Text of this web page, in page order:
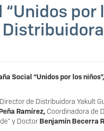
por
Social “Unidos por los
Director de Distribuidora Yakult
Ramírez, Coordinadora de
y Doctor Benjamín Becerra